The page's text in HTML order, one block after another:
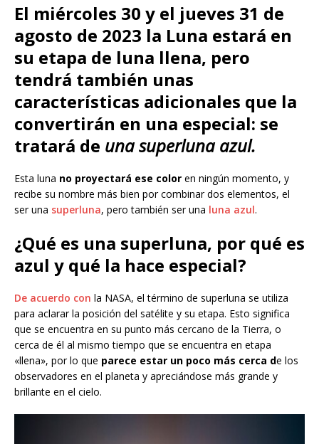
El miércoles 30 y el jueves 31 de
agosto de 2023 la Luna estará en
su etapa de luna llena, pero
tendrá también unas
características adicionales que la
convertirán en una especial: se
tratará de una superluna azul.
Esta luna no proyectará ese color en ningún momento, y
recibe su nombre más bien por combinar dos elementos, el
ser una superluna, pero también ser una luna azul.
¿Qué es una superluna, por qué es
azul y qué la hace especial?
De acuerdo con la NASA, el término de superluna se utiliza
para aclarar la posición del satélite y su etapa. Esto significa
que se encuentra en su punto más cercano de la Tierra, o
cerca de él al mismo tiempo que se encuentra en etapa
«llena», por lo que parece estar un poco más cerca de los
observadores en el planeta y apreciándose más grande y
brillante en el cielo.